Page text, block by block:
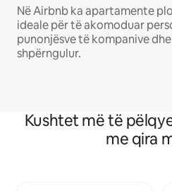
Në Airbnb ka apartamente
ideale për të akomoduar
punonjësve të kompanive
shpërngulur.
Kushtet më të
me qira